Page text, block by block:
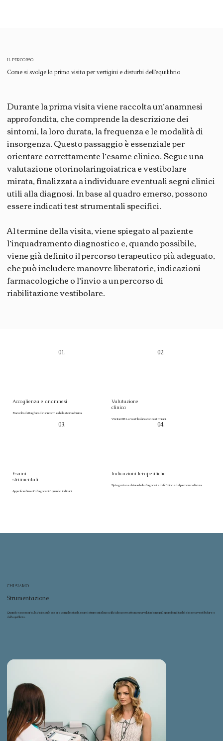
IL PERCORSO
Come si svolge la prima visita per vertigini e disturbi dell’equilibrio
Durante la prima visita viene raccolta un’anamnesi
approfondita, che comprende la descrizione dei
sintomi, la loro durata, la frequenza e le modalità di
insorgenza. Questo passaggio è essenziale per
orientare correttamente l’esame clinico. Segue una
valutazione otorinolaringoiatrica e vestibolare
mirata, finalizzata a individuare eventuali segni clinici
utili alla diagnosi. In base al quadro emerso, possono
essere indicati test strumentali specifici.
Al termine della visita, viene spiegato al paziente
l’inquadramento diagnostico e, quando possibile,
viene già definito il percorso terapeutico più adeguato,
che può includere manovre liberatorie, indicazioni
farmacologiche o l’invio a un percorso di
riabilitazione vestibolare.
01.
Accoglienza e anamnesi
Raccolta dettagliata dei sintomi e della storia clinica.
02.
Valutazione
clinica
Visita ORL e vestibolare con test mirati.
03.
Esami
strumentali
Approfondimenti diagnostici quando indicati.
04.
Indicazioni terapeutiche
Spiegazione chiara della diagnosi e definizione del percorso di cura.
CHI SIAMO
Strumentazione
Quando necessario, la visita può essere completata da esami strumentali specifici che permettono una valutazione più approfondita del sistema vestibolare e
dell’equilibrio.